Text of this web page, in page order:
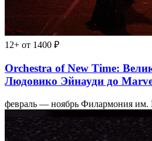
12+ от 1400 ₽
Orchestra of New Time:
Людовико Эйнауди до
февраль — ноябрь Филармония им.